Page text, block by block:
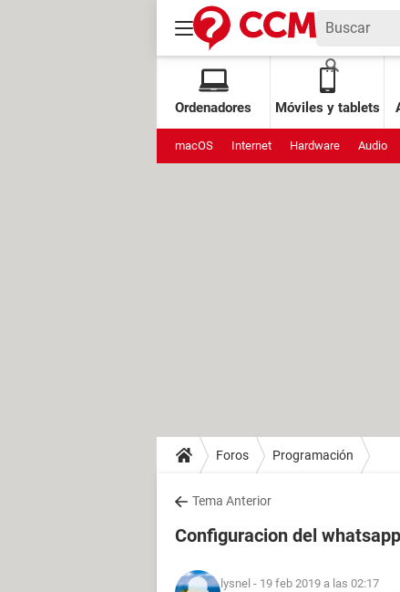
Ordenadores Móviles y tablets
macOS Internet Hardware Audio
Foros Programación
Tema Anterior
Configuracion del
lysnel - 19 feb 2019 a las 02:17